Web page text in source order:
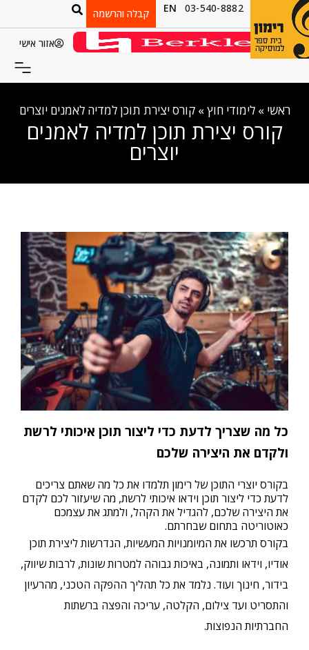
03-540-8882
EN קבלה והרשמה
אזור אישי
ראשי »לימודי חוץ»קורס יצירת תוכן למדיה לאמנים יוצרים
קורס יצירת תוכן למדיה לאמנים
יוצרים
כל מה שצריך לדעת כדי ליצור תוכן איכותי לרשת
ולקדם את היצירה שלכם
בקורס יוצרי התוכן של רימון תלמדו את כל מה שאתם צריכים
לדעת כדי ליצור תוכן וידאו איכותי לרשת, מה שיעזור לכם לקדם
את היצירה שלכם, להגדיל את הקהל, ולמתג את עצמכם
כאוטוריטה בתחום שבחרתם.
בקורס תרכשו את המיומנויות המעשיות, הנדרשות ליצירת תוכן
אודיו, וידאו ותמונה, באיכות גבוהה למטרות שונות, לרבות שיווק,
בידור, חינוך ועוד. נלמד את כל תהליך ההפקה הטכני, מהרעיון
והתסריט ועד צילום, הקלטה, עריכה והפצה ברשתות
החברתיות הנפוצות.